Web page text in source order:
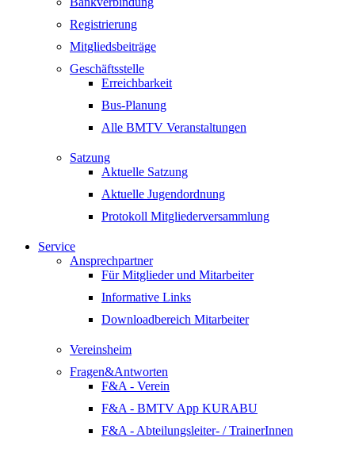
Registrierung
Mitgliedsbeiträge
Geschäftsstelle
Erreichbarkeit
Bus-Planung
Alle BMTV Veranstaltungen
Satzung
Aktuelle Satzung
Aktuelle Jugendordnung
Protokoll Mitgliederversammlung
Service
Ansprechpartner
Für Mitglieder und Mitarbeiter
Informative Links
Downloadbereich Mitarbeiter
Vereinsheim
Fragen&Antworten
F&A - Verein
F&A - BMTV App KURABU
F&A - Abteilungsleiter- / TrainerInnen